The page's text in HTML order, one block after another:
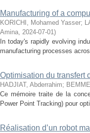
Manufacturing of a
KORICHI, Mohamed Yasser;
Amina, 2024-07-01)
In today's rapidly evolving
manufacturing processes
Optimisation du transfert
HADJIAT, Abderrahim;
Ce mémoire traite de la
Power Point Tracking) pour
Réalisation d’un robot